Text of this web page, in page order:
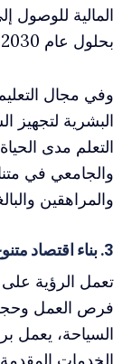
بحلول عام 2030.
وفي مجال
البشرية لتجهيز
التعلم مدى
والجامعي في
والمراهقين
3. بناء اقتصاد متنوع
تعمل الرؤية على
فرص العمل
السياحة، يعمل